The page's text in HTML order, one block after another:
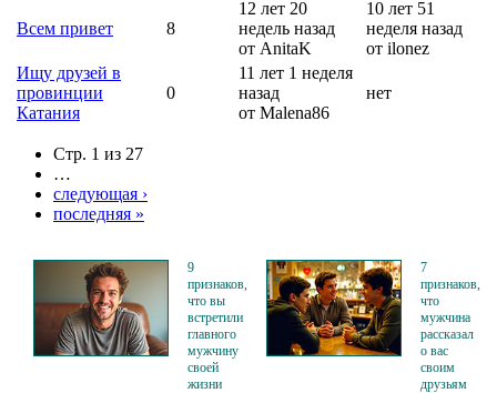
Всем привет 8
12 лет 20
недель назад
от AnitaK
10 лет 51
неделя назад
от ilonez
Ищу друзей в
провинции
Катания
0
11 лет 1 неделя
назад
от Malena86
нет
Стр. 1 из 27
…
следующая ›
последняя »
9
признаков,
что вы
встретили
главного
мужчину
своей
жизни
7
признаков,
что
мужчина
рассказал
о вас
своим
друзьям